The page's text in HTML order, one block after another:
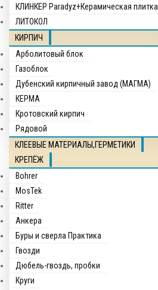
КЛИНКЕР Paradyz+Керамическая плитка
ЛИТОКОЛ
КИРПИЧ
Арболитовый блок
Газоблок
Дубенский кирпичный завод (МАГМА)
КЕРМА
Кротовский кирпич
Рядовой
КЛЕЕВЫЕ МАТЕРИАЛЫ,ГЕРМЕТИКИ
КРЕПЁЖ
Bohrer
MosTek
Ritter
Анкера
Буры и сверла Практика
Гвозди
Дюбель-гвоздь, пробки
Круги